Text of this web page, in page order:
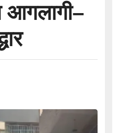
आगलागी–